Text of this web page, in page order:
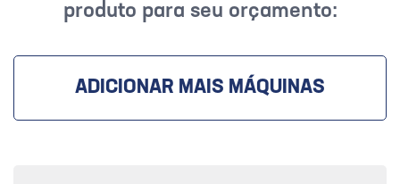
produto para seu orçamento:
ADICIONAR MAIS MÁQUINAS